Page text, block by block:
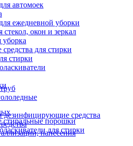
автомоек
ежедневной уборки
окон и зеркал
уборка
для стирки
стирки
стиральные порошки
для стирки
дезинфицирующие средства
нанесения